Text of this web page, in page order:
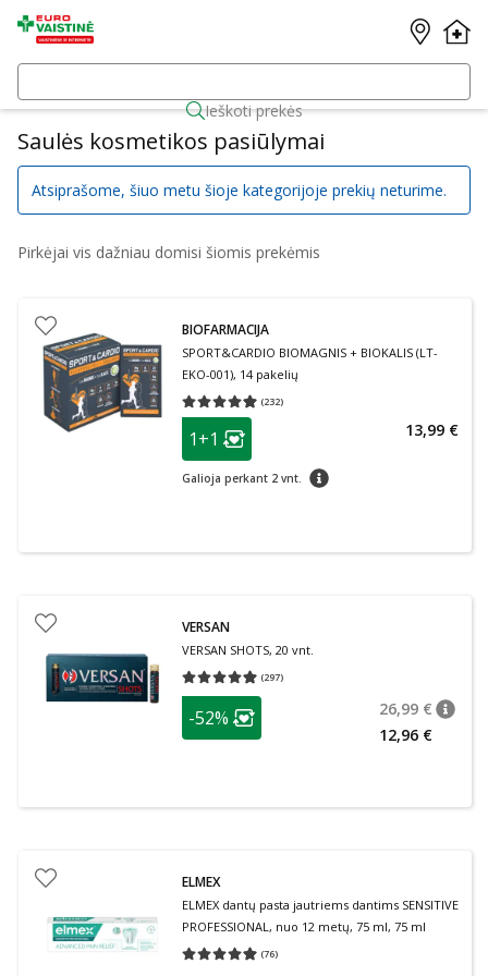
Ieškoti prekės
Saulės kosmetikos pasiūlymai
Atsiprašome, šiuo metu šioje kategorijoje prekių neturime.
Pirkėjai vis dažniau domisi šiomis prekėmis
BIOFARMACIJA
SPORT&CARDIO BIOMAGNIS + BIOKALIS (LT-
EKO-001), 14 pakelių
(232)
Vidutinis įvertinimas 4.93
patarimas
Lojalumo klubo narių nuolaida
1+1
Galioja perkant 2 vnt. patarimas
13,99 €
VERSAN
VERSAN SHOTS, 20 vnt.
(297)
Vidutinis įvertinimas 4.93
patarimas
Lojalumo klubo narių nuolaida
-52% 26,99 €
12,96 €
ELMEX
ELMEX dantų pasta jautriems dantims SENSITIVE
PROFESSIONAL, nuo 12 metų, 75 ml, 75 ml
(76)
Vidutinis įvertinimas 4.95